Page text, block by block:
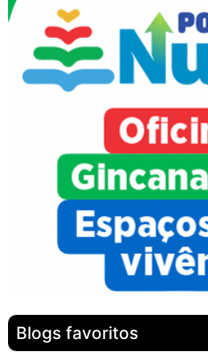
Blogs favoritos